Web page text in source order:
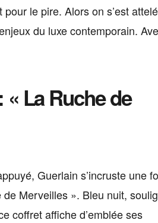
le pire. Alors on s’est
du luxe contemporain.
La Ruche de
Guerlain s’incruste une
Merveilles ». Bleu nuit,
coffret affiche d’emblée ses